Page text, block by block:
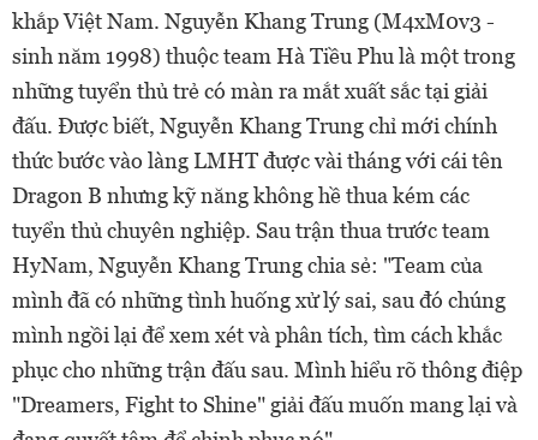
khắp Việt Nam. Nguyễn Khang Trung (M4xM0v3 -
sinh năm 1998) thuộc team Hà Tiều Phu là một trong
những tuyển thủ trẻ có màn ra mắt xuất sắc tại giải
đấu. Được biết, Nguyễn Khang Trung chỉ mới chính
thức bước vào làng LMHT được vài tháng với cái tên
Dragon B nhưng kỹ năng không hề thua kém các
tuyển thủ chuyên nghiệp. Sau trận thua trước team
HyNam, Nguyễn Khang Trung chia sẻ: "Team của
mình đã có những tình huống xử lý sai, sau đó chúng
mình ngồi lại để xem xét và phân tích, tìm cách khắc
phục cho những trận đấu sau. Mình hiểu rõ thông điệp
"Dreamers, Fight to Shine" giải đấu muốn mang lại và